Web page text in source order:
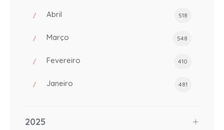
Abril 518
Março 548
Fevereiro 410
Janeiro 481
2025